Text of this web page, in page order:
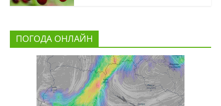
ПОГОДА ОНЛАЙН